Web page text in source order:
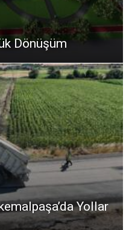
Dönüşüm
Yollar